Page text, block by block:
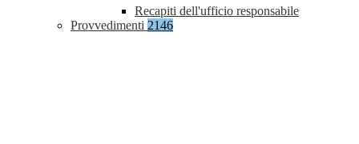
Recapiti dell'ufficio responsabile
Provvedimenti 2146